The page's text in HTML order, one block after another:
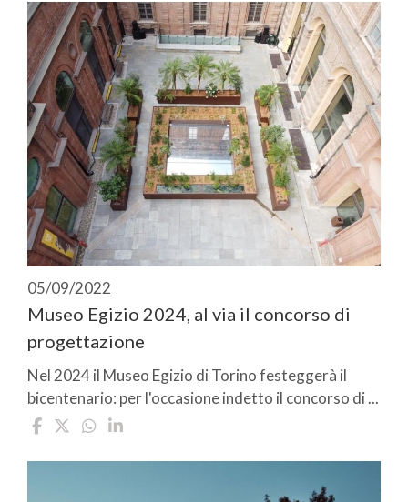
05/09/2022
Museo Egizio 2024, al via il concorso di
progettazione
Nel 2024 il Museo Egizio di Torino festeggerà il
bicentenario: per l'occasione indetto il concorso di ...